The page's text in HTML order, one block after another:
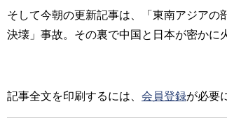
そして今朝の更新記事は、「東南アジアの
決壊」事故。その裏で中国と日本が密かに
記事全文を印刷するには、 会員登録が必要